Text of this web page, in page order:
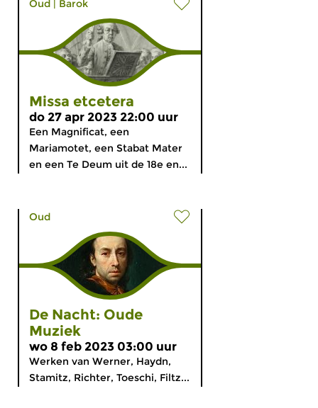
Oud | Barok
Missa etcetera
do 27 apr 2023 22:00 uur
Een Magnificat, een
Mariamotet, een Stabat Mater
en een Te Deum uit de 18e en...
Oud
De Nacht: Oude
Muziek
wo 8 feb 2023 03:00 uur
Werken van Werner, Haydn,
Stamitz, Richter, Toeschi, Filtz...